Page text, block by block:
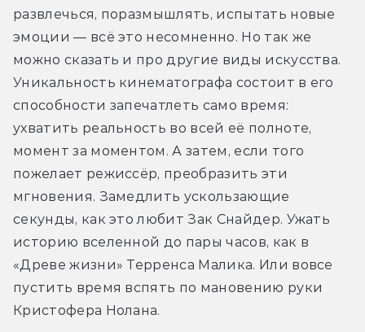
развлечься, поразмышлять, испытать новые
эмоции — всё это несомненно. Но так же
можно сказать и про другие виды искусства.
Уникальность кинематографа состоит в его
способности запечатлеть само время:
ухватить реальность во всей её полноте,
момент за моментом. А затем, если того
пожелает режиссёр, преобразить эти
мгновения. Замедлить ускользающие
секунды, как это любит Зак Снайдер. Ужать
историю вселенной до пары часов, как в
«Древе жизни» Терренса Малика. Или вовсе
пустить время вспять по мановению руки
Кристофера Нолана.